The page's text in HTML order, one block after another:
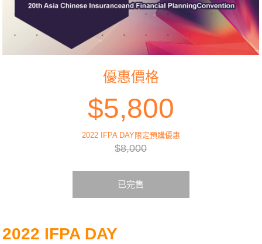
優惠價格
$5,800
2022 IFPA DAY限定預購優惠
$8,000
已完售
2022 IFPA DAY